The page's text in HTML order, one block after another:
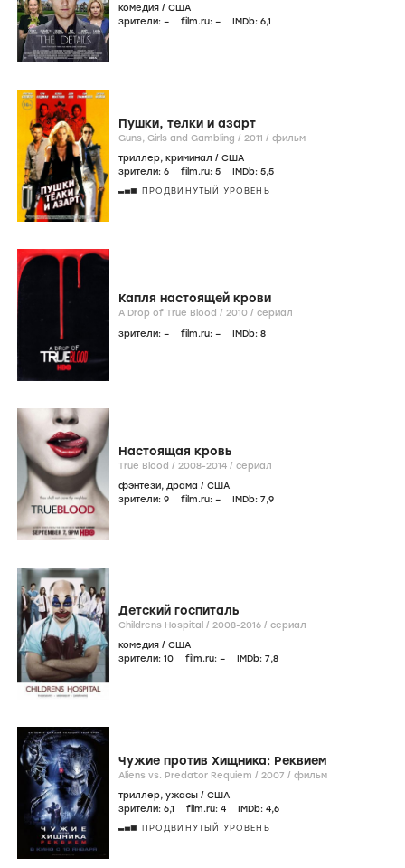
комедия / США
зрители: – film.ru: – IMDb: 6,1
Пушки, телки и азарт
Guns, Girls and Gambling / 2011 / фильм
триллер, криминал / США
зрители: 6 film.ru: 5 IMDb: 5,5
ПРОДВИНУТЫЙ УРОВЕНЬ
Капля настоящей крови
A Drop of True Blood / 2010 / сериал
зрители: – film.ru: – IMDb: 8
Настоящая кровь
True Blood / 2008-2014 / сериал
фэнтези, драма / США
зрители: 9 film.ru: – IMDb: 7,9
Детский госпиталь
Childrens Hospital / 2008-2016 / сериал
комедия / США
зрители: 10 film.ru: – IMDb: 7,8
Чужие против Хищника: Реквием
Aliens vs. Predator Requiem / 2007 / фильм
триллер, ужасы / США
зрители: 6,1 film.ru: 4 IMDb: 4,6
ПРОДВИНУТЫЙ УРОВЕНЬ